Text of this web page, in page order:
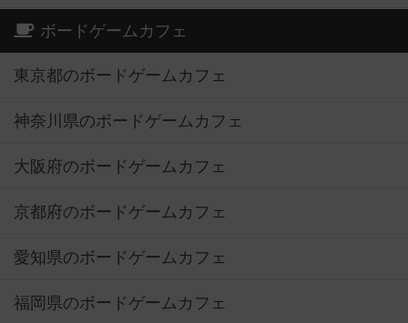
ボードゲームカフェ
東京都のボードゲームカフェ
神奈川県のボードゲームカフェ
大阪府のボードゲームカフェ
京都府のボードゲームカフェ
愛知県のボードゲームカフェ
福岡県のボードゲームカフェ